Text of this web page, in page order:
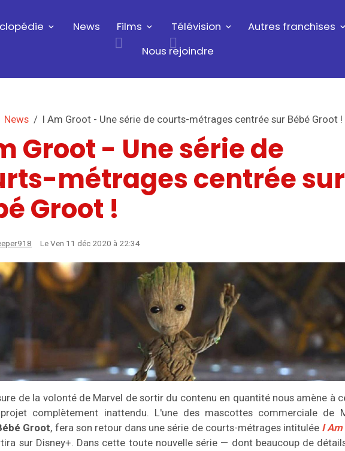
News Films Télévision Autres franchises
Nous rejoindre
News I Am Groot - Une série de courts-métrages centrée sur Bébé Groot !
Groot - Une série de
métrages centrée sur
Groot !
Le Ven 11 déc 2020 à 22:34
de la volonté de Marvel de sortir du contenu en quantité nous amène à
complètement inattendu. L'une des mascottes commerciale de
Groot, fera son retour dans une série de courts-métrages intitulée I Am
sur Disney+. Dans cette toute nouvelle série — dont beaucoup de